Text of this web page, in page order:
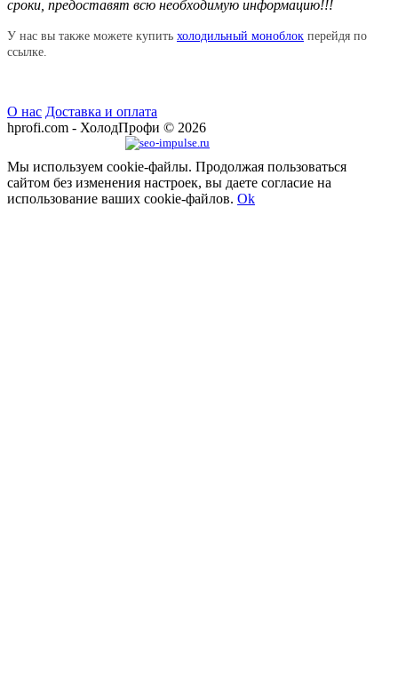
сроки, предоставят всю необходимую информацию!!!
У нас вы также можете купить холодильный моноблок перейдя по
ссылке.
О нас Доставка и оплата
hprofi.com - ХолодПрофи © 2026
Мы используем cookie-файлы. Продолжая пользоваться
сайтом без изменения настроек, вы даете согласие на
использование ваших cookie-файлов. Ok